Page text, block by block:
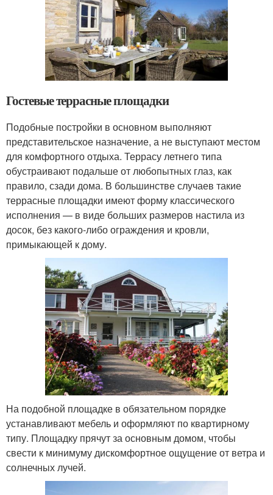
Гостевые террасные площадки
Подобные постройки в основном выполняют
представительское назначение, а не выступают местом
для комфортного отдыха. Террасу летнего типа
обустраивают подальше от любопытных глаз, как
правило, сзади дома. В большинстве случаев такие
террасные площадки имеют форму классического
исполнения — в виде больших размеров настила из
досок, без какого-либо ограждения и кровли,
примыкающей к дому.
На подобной площадке в обязательном порядке
устанавливают мебель и оформляют по квартирному
типу. Площадку прячут за основным домом, чтобы
свести к минимуму дискомфортное ощущение от ветра и
солнечных лучей.